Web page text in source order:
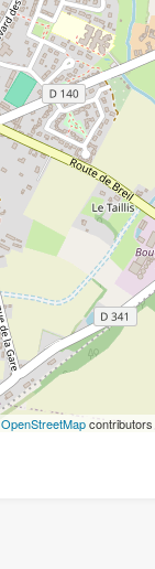
OpenStreetMapcontributors